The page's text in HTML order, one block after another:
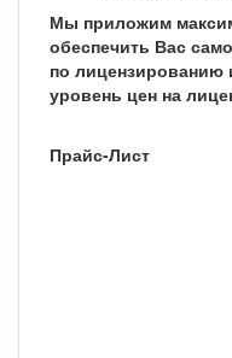
Мы приложим
обеспечить Вас
по лицензированию
уровень цен на
Прайс-Лист